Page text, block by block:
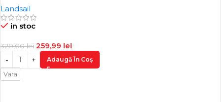
Landsail
in stoc
320,00lei 259,99 lei
Adaugă În Coș
Vara